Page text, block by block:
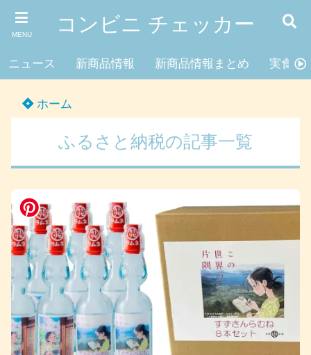
MENU コンビニ チェッカー
ニュース 新商品情報 新商品情報まとめ 実食レ
ホーム
ふるさと納税の記事一覧